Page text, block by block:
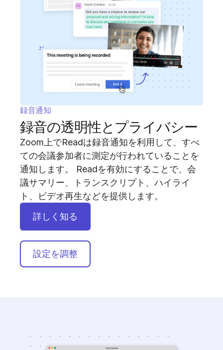
録音通知
録音の透明性とプライバシー
Zoom上でReadは録音通知を利用して、すべ
ての会議参加者に測定が行われていることを
通知します。 Readを有効にすることで、会
議サマリー、トランスクリプト、ハイライ
ト、ビデオ再生などを提供します。
詳しく知る
設定を調整